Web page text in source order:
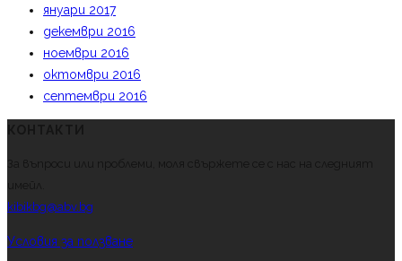
януари 2017
декември 2016
ноември 2016
октомври 2016
септември 2016
За въпроси или проблеми, моля свържете се с нас на следният
имейл.
kibikbg@abv.bg
Условия за ползване